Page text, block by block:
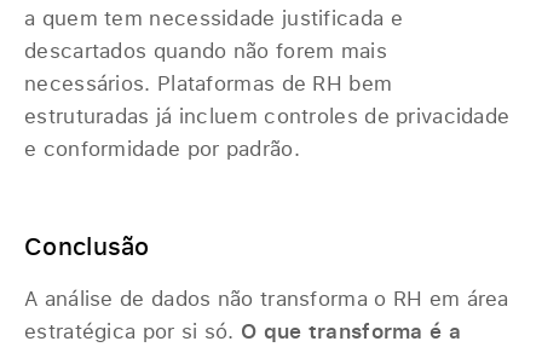
a quem tem necessidade justificada e
descartados quando não forem mais
necessários. Plataformas de RH bem
estruturadas já incluem controles de privacidade
e conformidade por padrão.
Conclusão
A análise de dados não transforma o RH em área
estratégica por si só. O que transforma é a